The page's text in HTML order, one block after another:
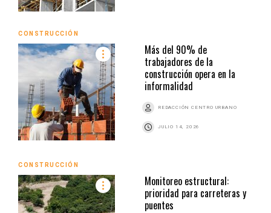
CONSTRUCCIÓN
Más del 90% de
trabajadores de la
construcción opera en la
informalidad
REDACCIÓN CENTRO URBANO
JULIO 14, 2026
CONSTRUCCIÓN
Monitoreo estructural:
prioridad para carreteras y
puentes